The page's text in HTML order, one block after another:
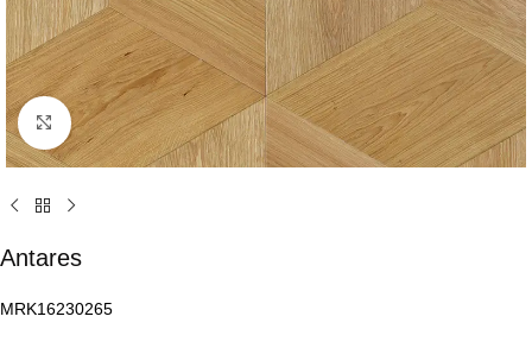
Click to enlarge
Antares
MRK16230265